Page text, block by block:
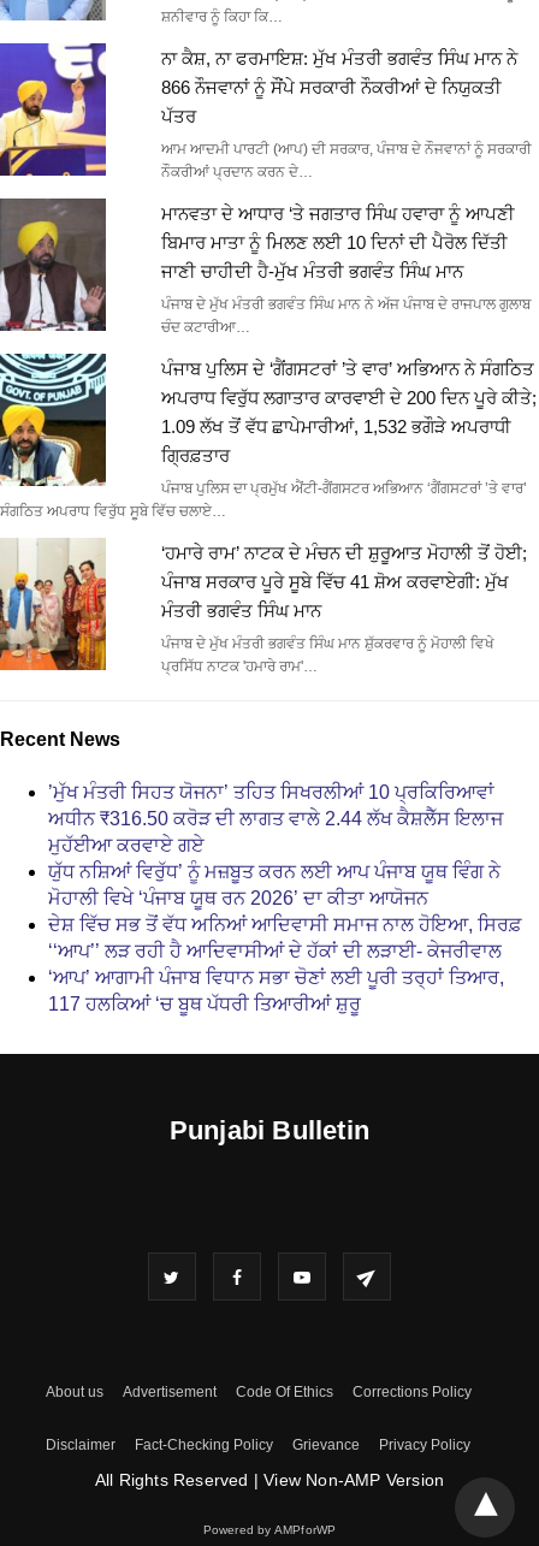
ਸ਼ਨੀਵਾਰ ਨੂੰ ਕਿਹਾ ਕਿ…
ਨਾ ਕੈਸ਼, ਨਾ ਫਰਮਾਇਸ਼: ਮੁੱਖ ਮੰਤਰੀ ਭਗਵੰਤ ਸਿੰਘ ਮਾਨ ਨੇ
866 ਨੌਜਵਾਨਾਂ ਨੂੰ ਸੌਂਪੇ ਸਰਕਾਰੀ ਨੌਕਰੀਆਂ ਦੇ ਨਿਯੁਕਤੀ
ਪੱਤਰ
ਆਮ ਆਦਮੀ ਪਾਰਟੀ (ਆਪ) ਦੀ ਸਰਕਾਰ, ਪੰਜਾਬ ਦੇ ਨੌਜਵਾਨਾਂ ਨੂੰ ਸਰਕਾਰੀ
ਨੌਕਰੀਆਂ ਪ੍ਰਦਾਨ ਕਰਨ ਦੇ…
ਮਾਨਵਤਾ ਦੇ ਆਧਾਰ ‘ਤੇ ਜਗਤਾਰ ਸਿੰਘ ਹਵਾਰਾ ਨੂੰ ਆਪਣੀ
ਬਿਮਾਰ ਮਾਤਾ ਨੂੰ ਮਿਲਣ ਲਈ 10 ਦਿਨਾਂ ਦੀ ਪੈਰੋਲ ਦਿੱਤੀ
ਜਾਣੀ ਚਾਹੀਦੀ ਹੈ-ਮੁੱਖ ਮੰਤਰੀ ਭਗਵੰਤ ਸਿੰਘ ਮਾਨ
ਪੰਜਾਬ ਦੇ ਮੁੱਖ ਮੰਤਰੀ ਭਗਵੰਤ ਸਿੰਘ ਮਾਨ ਨੇ ਅੱਜ ਪੰਜਾਬ ਦੇ ਰਾਜਪਾਲ ਗੁਲਾਬ
ਚੰਦ ਕਟਾਰੀਆ…
ਪੰਜਾਬ ਪੁਲਿਸ ਦੇ ‘ਗੈਂਗਸਟਰਾਂ ’ਤੇ ਵਾਰ’ ਅਭਿਆਨ ਨੇ ਸੰਗਠਿਤ
ਅਪਰਾਧ ਵਿਰੁੱਧ ਲਗਾਤਾਰ ਕਾਰਵਾਈ ਦੇ 200 ਦਿਨ ਪੂਰੇ ਕੀਤੇ;
1.09 ਲੱਖ ਤੋਂ ਵੱਧ ਛਾਪੇਮਾਰੀਆਂ, 1,532 ਭਗੌੜੇ ਅਪਰਾਧੀ
ਗ੍ਰਿਫ਼ਤਾਰ
ਪੰਜਾਬ ਪੁਲਿਸ ਦਾ ਪ੍ਰਮੁੱਖ ਐਂਟੀ-ਗੈਂਗਸਟਰ ਅਭਿਆਨ ‘ਗੈਂਗਸਟਰਾਂ ’ਤੇ ਵਾਰ’
ਸੰਗਠਿਤ ਅਪਰਾਧ ਵਿਰੁੱਧ ਸੂਬੇ ਵਿੱਚ ਚਲਾਏ…
‘ਹਮਾਰੇ ਰਾਮ’ ਨਾਟਕ ਦੇ ਮੰਚਨ ਦੀ ਸ਼ੁਰੂਆਤ ਮੋਹਾਲੀ ਤੋਂ ਹੋਈ;
ਪੰਜਾਬ ਸਰਕਾਰ ਪੂਰੇ ਸੂਬੇ ਵਿੱਚ 41 ਸ਼ੋਅ ਕਰਵਾਏਗੀ: ਮੁੱਖ
ਮੰਤਰੀ ਭਗਵੰਤ ਸਿੰਘ ਮਾਨ
ਪੰਜਾਬ ਦੇ ਮੁੱਖ ਮੰਤਰੀ ਭਗਵੰਤ ਸਿੰਘ ਮਾਨ ਸ਼ੁੱਕਰਵਾਰ ਨੂੰ ਮੋਹਾਲੀ ਵਿਖੇ
ਪ੍ਰਸਿੱਧ ਨਾਟਕ 'ਹਮਾਰੇ ਰਾਮ'…
Recent News
’ਮੁੱਖ ਮੰਤਰੀ ਸਿਹਤ ਯੋਜਨਾ’ ਤਹਿਤ ਸਿਖਰਲੀਆਂ 10 ਪ੍ਰਕਿਰਿਆਵਾਂ
ਅਧੀਨ ₹316.50 ਕਰੋੜ ਦੀ ਲਾਗਤ ਵਾਲੇ 2.44 ਲੱਖ ਕੈਸ਼ਲੈੱਸ ਇਲਾਜ
ਮੁਹੱਈਆ ਕਰਵਾਏ ਗਏ
ਯੁੱਧ ਨਸ਼ਿਆਂ ਵਿਰੁੱਧ’ ਨੂੰ ਮਜ਼ਬੂਤ ਕਰਨ ਲਈ ਆਪ ਪੰਜਾਬ ਯੂਥ ਵਿੰਗ ਨੇ
ਮੋਹਾਲੀ ਵਿਖੇ ‘ਪੰਜਾਬ ਯੂਥ ਰਨ 2026’ ਦਾ ਕੀਤਾ ਆਯੋਜਨ
ਦੇਸ਼ ਵਿੱਚ ਸਭ ਤੋਂ ਵੱਧ ਅਨਿਆਂ ਆਦਿਵਾਸੀ ਸਮਾਜ ਨਾਲ ਹੋਇਆ, ਸਿਰਫ਼
‘‘ਆਪ’’ ਲੜ ਰਹੀ ਹੈ ਆਦਿਵਾਸੀਆਂ ਦੇ ਹੱਕਾਂ ਦੀ ਲੜਾਈ- ਕੇਜਰੀਵਾਲ
‘ਆਪ’ ਆਗਾਮੀ ਪੰਜਾਬ ਵਿਧਾਨ ਸਭਾ ਚੋਣਾਂ ਲਈ ਪੂਰੀ ਤਰ੍ਹਾਂ ਤਿਆਰ,
117 ਹਲਕਿਆਂ ‘ਚ ਬੂਥ ਪੱਧਰੀ ਤਿਆਰੀਆਂ ਸ਼ੁਰੂ
Punjabi Bulletin
About us Advertisement Code Of Ethics Corrections Policy
Disclaimer Fact-Checking Policy Grievance Privacy Policy
All Rights Reserved | View Non-AMP Version
Powered by AMPforWP